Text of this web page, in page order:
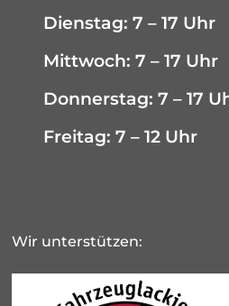
Dienstag: 7 – 17 Uhr
Mittwoch: 7 – 17 Uhr
Donnerstag: 7 – 17
Freitag: 7 – 12 Uhr
Wir unterstützen: